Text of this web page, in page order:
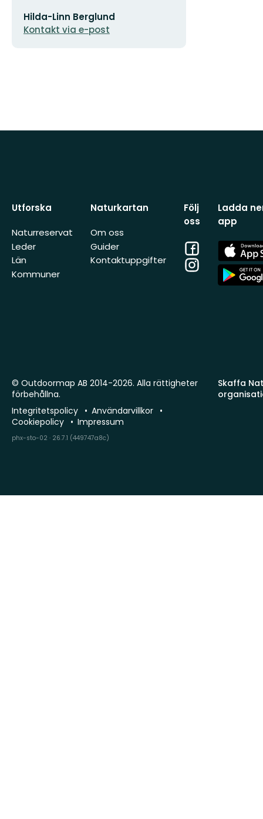
postadress
Hilda-Linn Berglund
Kontakt via e-post
Utforska
Naturreservat
Leder
Län
Kommuner
Naturkartan
Om oss
Guider
Kontaktuppgifter
Följ
oss
Facebook
Instagram
Ladda
app
App
Store
App
Store
Skaffa
© Outdoormap AB 2014-2026. Alla rättigheter
förbehållna.
Integritetspolicy
Användarvillkor
Cookiepolicy
Impressum
phx-sto-02 · 26.7.1 (449747a8c)